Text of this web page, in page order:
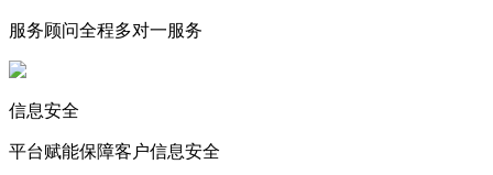
服务顾问全程多对一服务
信息安全
平台赋能保障客户信息安全